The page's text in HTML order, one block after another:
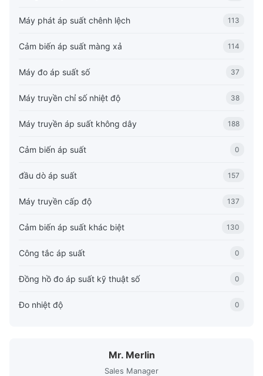
Máy phát áp suất chênh lệch 113
Cảm biến áp suất màng xả 114
Máy đo áp suất số 37
Máy truyền chỉ số nhiệt độ 38
Máy truyền áp suất không dây 188
Cảm biến áp suất 0
đầu dò áp suất 157
Máy truyền cấp độ 137
Cảm biến áp suất khác biệt 130
Công tắc áp suất 0
Đồng hồ đo áp suất kỹ thuật số 0
Đo nhiệt độ 0
Mr. Merlin
Sales Manager